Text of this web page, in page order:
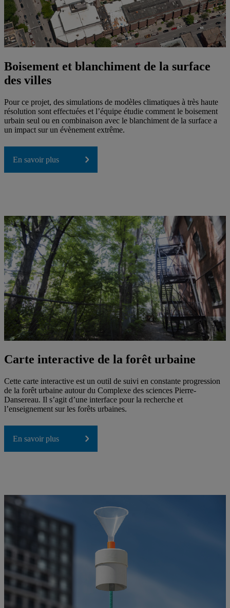
Boisement et blanchiment de la surface
des villes
Pour ce projet, des simulations de modèles climatiques à très haute
résolution sont effectuées et l’équipe étudie comment le boisement
urbain seul ou en combinaison avec le blanchiment de la surface a
un impact sur un évènement extrême.
En savoir plus
Carte interactive de la forêt urbaine
Cette carte interactive est un outil de suivi en constante progression
de la forêt urbaine autour du Complexe des sciences Pierre-
Dansereau. Il s’agit d’une interface pour la recherche et
l’enseignement sur les forêts urbaines.
En savoir plus